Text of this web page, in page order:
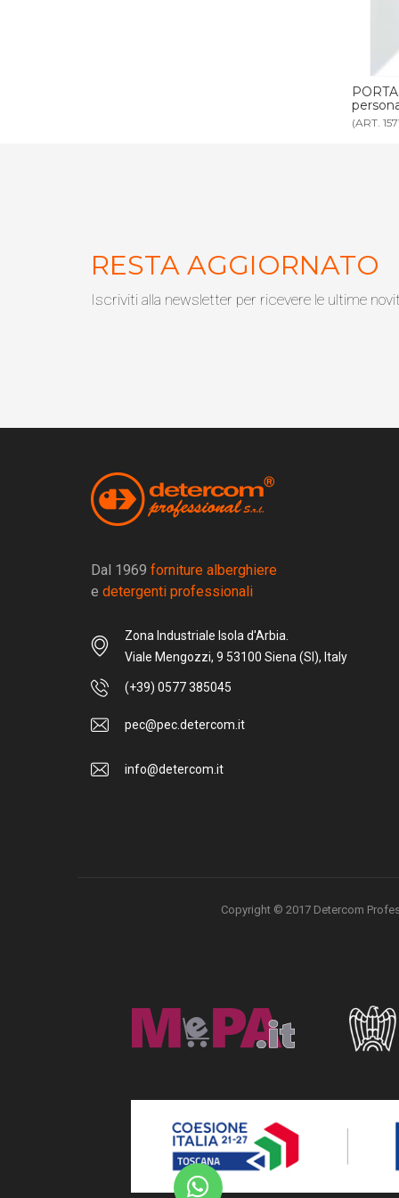
(ART.
RESTA AGGIORNATO
Iscriviti alla newsletter per ricevere le ultime
Dal 1969 forniture alberghiere
e detergenti professionali
Zona Industriale Isola d'Arbia.
Viale Mengozzi, 9 53100 Siena (SI), Italy
(+39) 0577 385045
pec@pec.detercom.it
info@detercom.it
Copyright © 2017 Detercom